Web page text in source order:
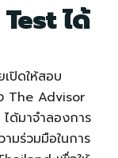
Testได้
ปิดให้สอบ
The Advisor
ด้มาจำลองการ
มร่วมมือในการ